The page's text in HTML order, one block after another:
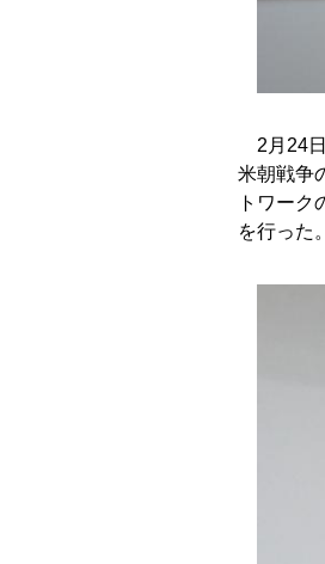
2月24日
米朝戦争
トワー
を行った。